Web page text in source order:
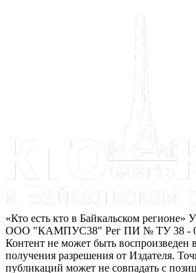
«Кто есть кто в Байкальском регионе»
ООО "КАМПУС38" Рег ПИ № ТУ 38 -
Контент не может быть воспроизведен
получения разрешения от Издателя.
публикаций может не совпадать с